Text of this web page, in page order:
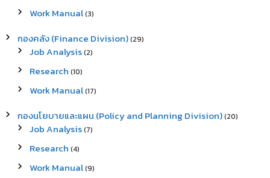
Work Manual(3)
กองคลัง (Finance Division)(29)
Job Analysis(2)
Research (10)
Work Manual(17)
กองนโยบายและแผน (Policy and Planning Division)(20)
Job Analysis(7)
Research (4)
Work Manual(9)